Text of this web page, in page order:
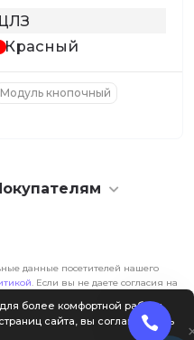
более комфортной работы
сайта, вы соглашаетесь
Красный
Модуль кнопочный
данные посетителей нашего
. Если вы не даете согласия на